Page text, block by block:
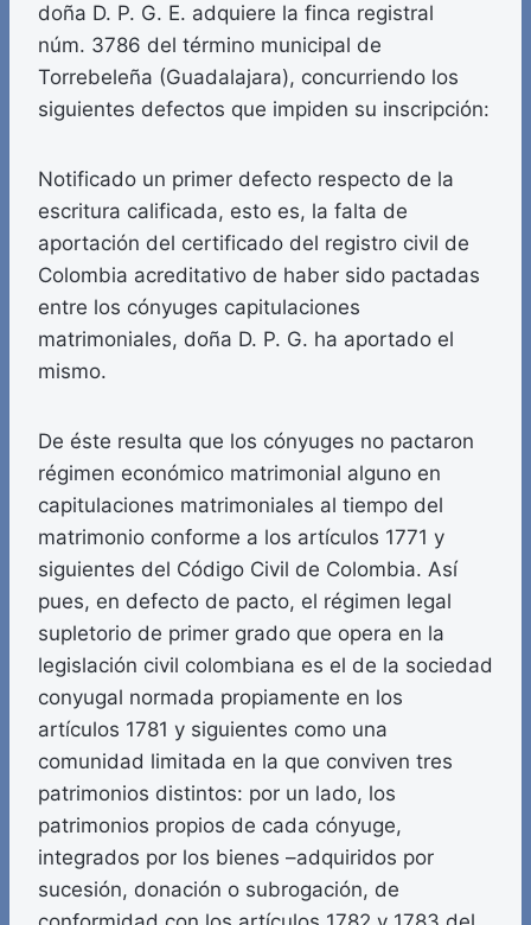
doña D. P. G. E. adquiere la finca registral
núm. 3786 del término municipal de
Torrebeleña (Guadalajara), concurriendo los
siguientes defectos que impiden su inscripción:
Notificado un primer defecto respecto de la
escritura calificada, esto es, la falta de
aportación del certificado del registro civil de
Colombia acreditativo de haber sido pactadas
entre los cónyuges capitulaciones
matrimoniales, doña D. P. G. ha aportado el
mismo.
De éste resulta que los cónyuges no pactaron
régimen económico matrimonial alguno en
capitulaciones matrimoniales al tiempo del
matrimonio conforme a los artículos 1771 y
siguientes del Código Civil de Colombia. Así
pues, en defecto de pacto, el régimen legal
supletorio de primer grado que opera en la
legislación civil colombiana es el de la sociedad
conyugal normada propiamente en los
artículos 1781 y siguientes como una
comunidad limitada en la que conviven tres
patrimonios distintos: por un lado, los
patrimonios propios de cada cónyuge,
integrados por los bienes –adquiridos por
sucesión, donación o subrogación, de